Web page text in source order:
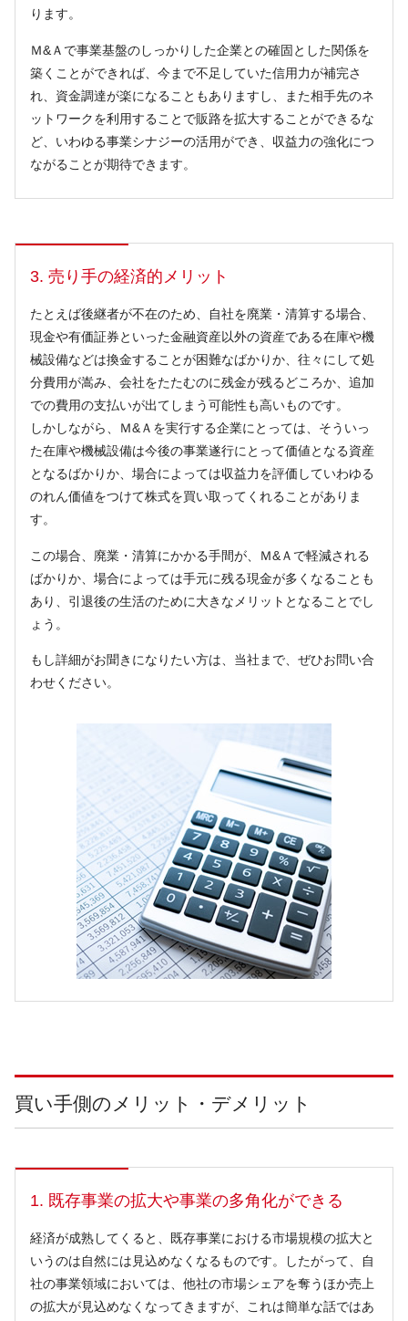
ります。
Ｍ&Ａで事業基盤のしっかりした企業との確固とした関係を
築くことができれば、今まで不足していた信用力が補完さ
れ、資金調達が楽になることもありますし、また相手先のネ
ットワークを利用することで販路を拡大することができるな
ど、いわゆる事業シナジーの活用ができ、収益力の強化につ
ながることが期待できます。
3. 売り手の経済的メリット
たとえば後継者が不在のため、自社を廃業・清算する場合、
現金や有価証券といった金融資産以外の資産である在庫や機
械設備などは換金することが困難なばかりか、往々にして処
分費用が嵩み、会社をたたむのに残金が残るどころか、追加
での費用の支払いが出てしまう可能性も高いものです。
しかしながら、Ｍ&Ａを実行する企業にとっては、そういっ
た在庫や機械設備は今後の事業遂行にとって価値となる資産
となるばかりか、場合によっては収益力を評価していわゆる
のれん価値をつけて株式を買い取ってくれることがありま
す。
この場合、廃業・清算にかかる手間が、Ｍ&Ａで軽減される
ばかりか、場合によっては手元に残る現金が多くなることも
あり、引退後の生活のために大きなメリットとなることでし
ょう。
もし詳細がお聞きになりたい方は、当社まで、ぜひお問い合
わせください。
買い手側のメリット・デメリット
1. 既存事業の拡大や事業の多角化ができる
経済が成熟してくると、既存事業における市場規模の拡大と
いうのは自然には見込めなくなるものです。したがって、自
社の事業領域においては、他社の市場シェアを奪うほか売上
の拡大が見込めなくなってきますが、これは簡単な話ではあ